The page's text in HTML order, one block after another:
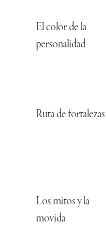
El color de la
personalidad
Ruta de fortalezas
Los mitos y la
movida